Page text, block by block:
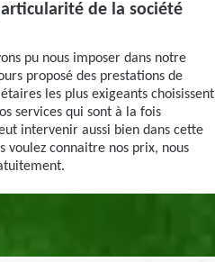
de la société
pu nous imposer dans notre
proposé des prestations de
les plus exigeants choisissent
services qui sont à la fois
intervenir aussi bien dans cette
voulez connaitre nos prix, nous